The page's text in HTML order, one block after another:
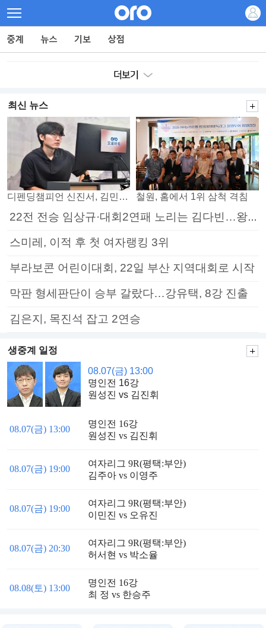
최신 뉴스
디펜딩챔피언 신진서, 김민석 꺾고 8강으로 철원, 홈에서 1위 삼척 격침
22전 전승 임상규·대회2연패 노리는 김다빈…왕중왕전 16강 7일부터
스미레, 이적 후 첫 여자랭킹 3위
부라보콘 어린이대회, 22일 부산 지역대회로 시작
막판 형세판단이 승부 갈랐다…강유택, 8강 진출
김은지, 목진석 잡고 2연승
생중계 일정
08.07(금) 13:00
명인전 16강
원성진 vs 김진휘
08.07(금) 13:00
명인전 16강
원성진 vs 김진휘
08.07(금) 19:00
여자리그 9R(평택:부안)
김주아 vs 이영주
08.07(금) 19:00
여자리그 9R(평택:부안)
이민진 vs 오유진
08.07(금) 20:30
여자리그 9R(평택:부안)
허서현 vs 박소율
08.08(토) 13:00
명인전 16강
최 정 vs 한승주